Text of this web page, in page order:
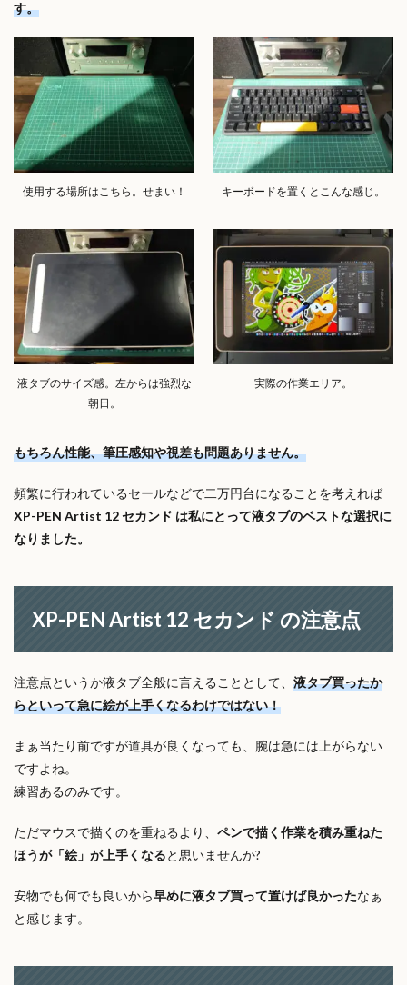
す。
使用する場所はこちら。せまい！ キーボードを置くとこんな感じ。
液タブのサイズ感。左からは強烈な
朝日。
実際の作業エリア。
もちろん性能、筆圧感知や視差も問題ありません。
頻繁に行われているセールなどで二万円台になることを考えれば
XP-PEN Artist 12 セカンド は私にとって液タブのベストな選択に
なりました。
XP-PEN Artist 12 セカンド の注意点
注意点というか液タブ全般に言えることとして、 液タブ買ったか
らといって急に絵が上手くなるわけではない！
まぁ当たり前ですが道具が良くなっても、腕は急には上がらない
ですよね。
練習あるのみです。
ただマウスで描くのを重ねるより、 ペンで描く作業を積み重ねた
ほうが「絵」が上手くなると思いませんか?
安物でも何でも良いから早めに液タブ買って置けば良かったなぁ
と感じます。